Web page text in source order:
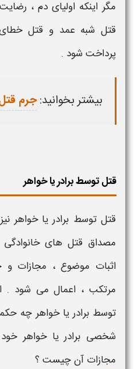
مگر اینکه اولیای دم ،
قتل شبه عمد و قتل
پرداخت شود .
بیشتر بخوانید:جرم
قتل توسط برادر يا خواهر
قتل توسط برادر یا خواهر
مصداق قتل های خانوادگی
اثبات موضوع ، مجازاتو
مرتکب ، اعمال می شود .
توسط برادر یا خواهر چه
شخصی برادر یا خواهر
مجازات آن چیست ؟